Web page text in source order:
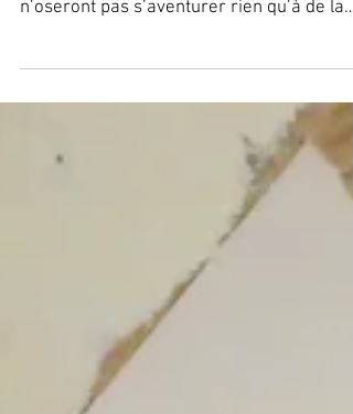
voir briller. Le...